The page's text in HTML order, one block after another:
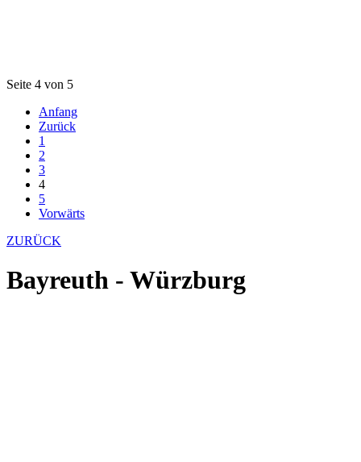
Seite 4 von 5
Anfang
Zurück
1
2
3
4
5
Vorwärts
ZURÜCK
Bayreuth - Würzburg